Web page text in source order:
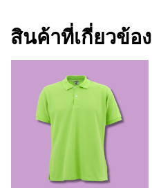
สินค้าที่เกี่ยวข้อง